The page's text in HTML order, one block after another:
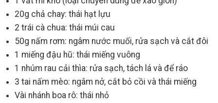
20g chả chay: thái hạt lựu
2 trái cà chua: thái múi cau
50g nấm rơm: ngâm nước muối, rửa sạch và cắt đôi
1 miếng đậu hũ: thái miếng vuông
1 nhúm rau cải thìa: rửa sạch, tách lá và để ráo
3 tai nấm mèo: ngâm nở, cắt bỏ cồi và thái miếng
Vài nhánh boa rô: thái nhỏ